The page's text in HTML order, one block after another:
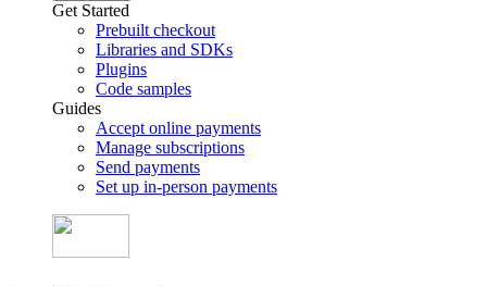
Get Started
Prebuilt checkout
Libraries and SDKs
Plugins
Code samples
Guides
Accept online payments
Manage subscriptions
Send payments
Set up in-person payments